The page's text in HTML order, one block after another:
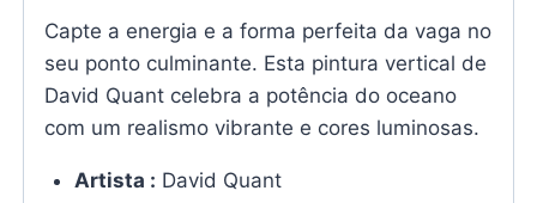
Capte a energia e a forma perfeita da vaga no
seu ponto culminante. Esta pintura vertical de
David Quant celebra a potência do oceano
com um realismo vibrante e cores luminosas.
Artista : David Quant